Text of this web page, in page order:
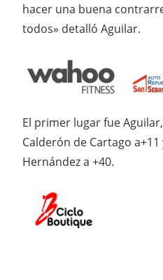
hacer una buena
todos» detalló Aguilar.
El primer lugar fue
Calderón de Cartago
Hernández a +40.